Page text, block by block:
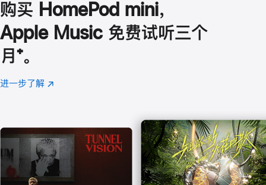
购买 HomePod mini，
Apple Music 免费试听三个
月 脚
注
⁺。
进一步了解 Apple
(在
口
中
打
开)